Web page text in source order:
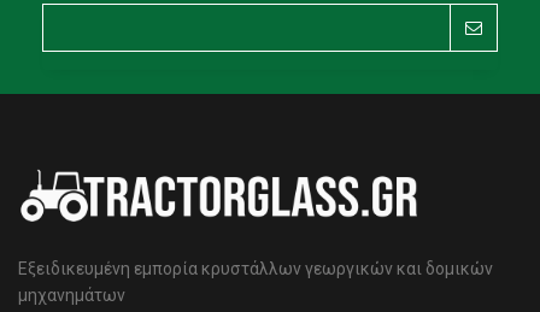
Εξειδικευμένη εμπορία κρυστάλλων γεωργικών και δομικών
μηχανημάτων